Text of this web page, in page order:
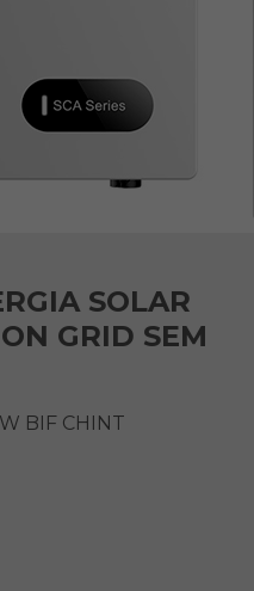
SOLAR
GRID SEM
BIF CHINT